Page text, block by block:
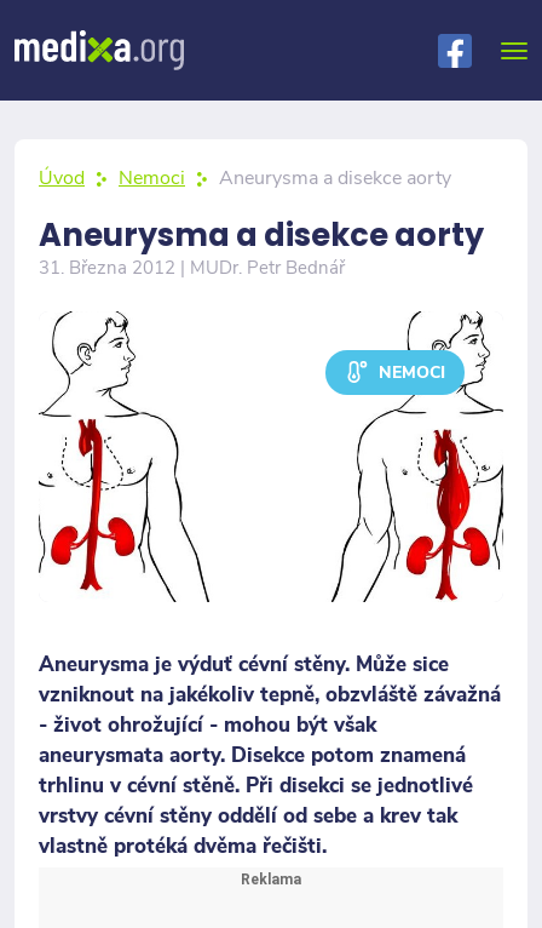
Úvod Nemoci Aneurysma a disekce aorty
Aneurysma a disekce aorty
31. Března 2012 | MUDr. Petr Bednář
NEMOCI
Aneurysma je výduť cévní stěny. Může sice
vzniknout na jakékoliv tepně, obzvláště závažná
- život ohrožující - mohou být však
aneurysmata aorty. Disekce potom znamená
trhlinu v cévní stěně. Při disekci se jednotlivé
vrstvy cévní stěny oddělí od sebe a krev tak
vlastně protéká dvěma řečišti.